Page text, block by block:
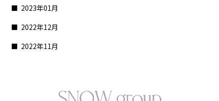
2023年01月
2022年12月
2022年11月